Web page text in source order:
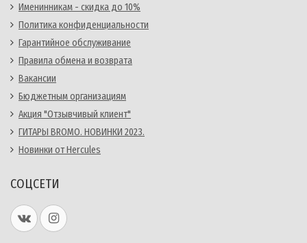
Именинникам - скидка до 10%
Политика конфиденциальности
Гарантийное обслуживание
Правила обмена и возврата
Вакансии
Бюджетным организациям
Акция "Отзывчивый клиент"
ГИТАРЫ BROMO. НОВИНКИ 2023.
Новинки от Hercules
СОЦСЕТИ